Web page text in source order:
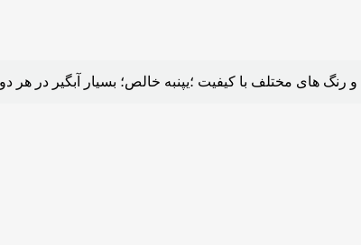
رنگ های مختلف با کیفیت ؛یپنبه خالص؛ بسیار آبگیر در هر